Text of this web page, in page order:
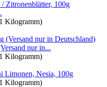
Kilogramm)
nur in...
Kilogramm)
Limonen, Nesia, 100g
Kilogramm)